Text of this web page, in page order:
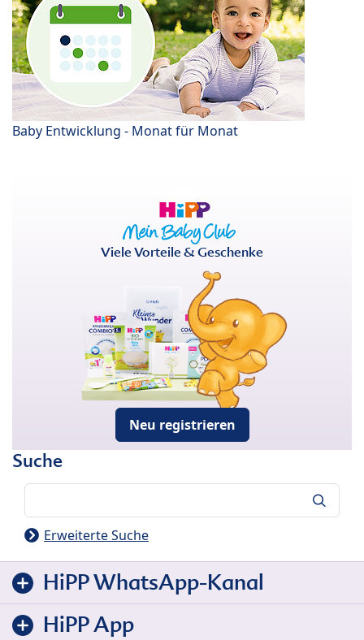
Baby Entwicklung - Monat für Monat
Viele Vorteile & Geschenke
Neu registrieren
Suche
Erweiterte Suche
HiPP WhatsApp-Kanal
HiPP App